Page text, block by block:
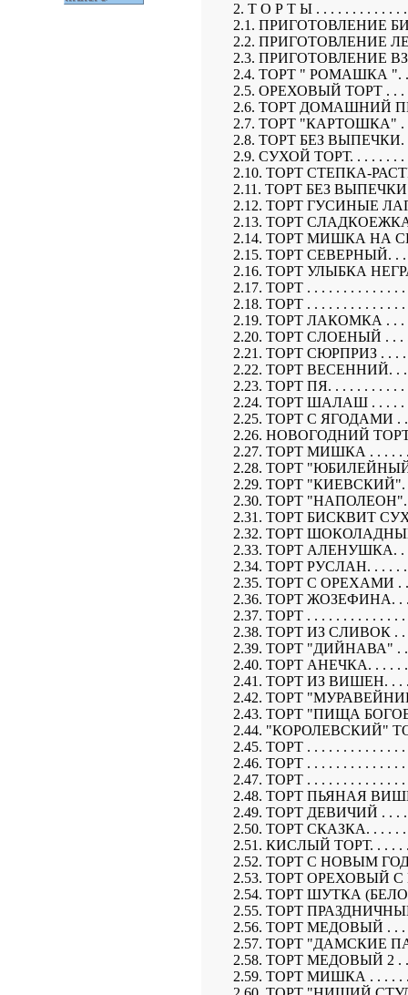
2. Т О Р Т Ы . . . . . . . . . . . . .
2.1. ПРИГОТОВЛЕНИЕ
2.2. ПРИГОТОВЛЕНИЕ
2.3. ПРИГОТОВЛЕНИЕ
2.4. ТОРТ " РОМАШКА ". . .
2.5. ОРЕХОВЫЙ ТОРТ . . . .
2.6. ТОРТ ДОМАШНИЙ
2.7. ТОРТ "КАРТОШКА" . . .
2.8. ТОРТ БЕЗ ВЫПЕЧКИ. .
2.9. СУХОЙ ТОРТ. . . . . . . . .
2.10. ТОРТ СТЕПКА-
2.11. ТОРТ БЕЗ ВЫПЕЧКИ .
2.12. ТОРТ ГУСИНЫЕ
2.13. ТОРТ СЛАДКОЕЖКА.
2.14. ТОРТ МИШКА НА
2.15. ТОРТ СЕВЕРНЫЙ. . . .
2.16. ТОРТ УЛЫБКА
2.17. ТОРТ . . . . . . . . . . . . . .
2.18. ТОРТ . . . . . . . . . . . . . .
2.19. ТОРТ ЛАКОМКА . . . .
2.20. ТОРТ СЛОЕНЫЙ . . . .
2.21. ТОРТ СЮРПРИЗ . . . . .
2.22. ТОРТ ВЕСЕННИЙ. . . .
2.23. ТОРТ ПЯ. . . . . . . . . . .
2.24. ТОРТ ШАЛАШ . . . . . .
2.25. ТОРТ С ЯГОДАМИ . . .
2.26. НОВОГОДНИЙ ТОРТ
2.27. ТОРТ МИШКА . . . . . .
2.28. ТОРТ "ЮБИЛЕЙНЫЙ"
2.29. ТОРТ "КИЕВСКИЙ". .
2.30. ТОРТ "НАПОЛЕОН". .
2.31. ТОРТ БИСКВИТ
2.32. ТОРТ ШОКОЛАДНЫЙ.
2.33. ТОРТ АЛЕНУШКА. . . .
2.34. ТОРТ РУСЛАН. . . . . . .
2.35. ТОРТ С ОРЕХАМИ . . .
2.36. ТОРТ ЖОЗЕФИНА. . . .
2.37. ТОРТ . . . . . . . . . . . . . .
2.38. ТОРТ ИЗ СЛИВОК . . .
2.39. ТОРТ "ДИЙНАВА" . . .
2.40. ТОРТ АНЕЧКА. . . . . .
2.41. ТОРТ ИЗ ВИШЕН. . . .
2.42. ТОРТ
2.43. ТОРТ "ПИЩА БОГОВ".
2.44. "КОРОЛЕВСКИЙ"
2.45. ТОРТ . . . . . . . . . . . . . .
2.46. ТОРТ . . . . . . . . . . . . . .
2.47. ТОРТ . . . . . . . . . . . . . .
2.48. ТОРТ ПЬЯНАЯ
2.49. ТОРТ ДЕВИЧИЙ . . . . .
2.50. ТОРТ СКАЗКА. . . . . .
2.51. КИСЛЫЙ ТОРТ. . . . . .
2.52. ТОРТ С НОВЫМ
2.53. ТОРТ ОРЕХОВЫЙ
2.54. ТОРТ ШУТКА
2.55. ТОРТ ПРАЗДНИЧНЫЙ
2.56. ТОРТ МЕДОВЫЙ . . . .
2.57. ТОРТ "ДАМСКИЕ
2.58. ТОРТ МЕДОВЫЙ 2 . . .
2.59. ТОРТ МИШКА . . . . . .